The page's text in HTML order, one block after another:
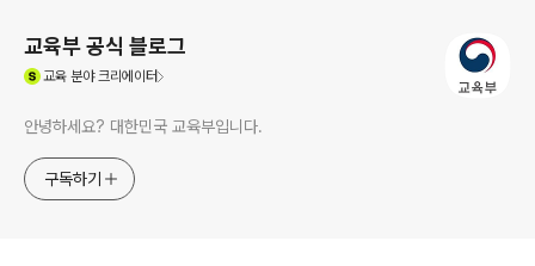
교육부 공식 블로그
교육분야 크리에이터
안녕하세요? 대한민국 교육부입니다.
구독하기